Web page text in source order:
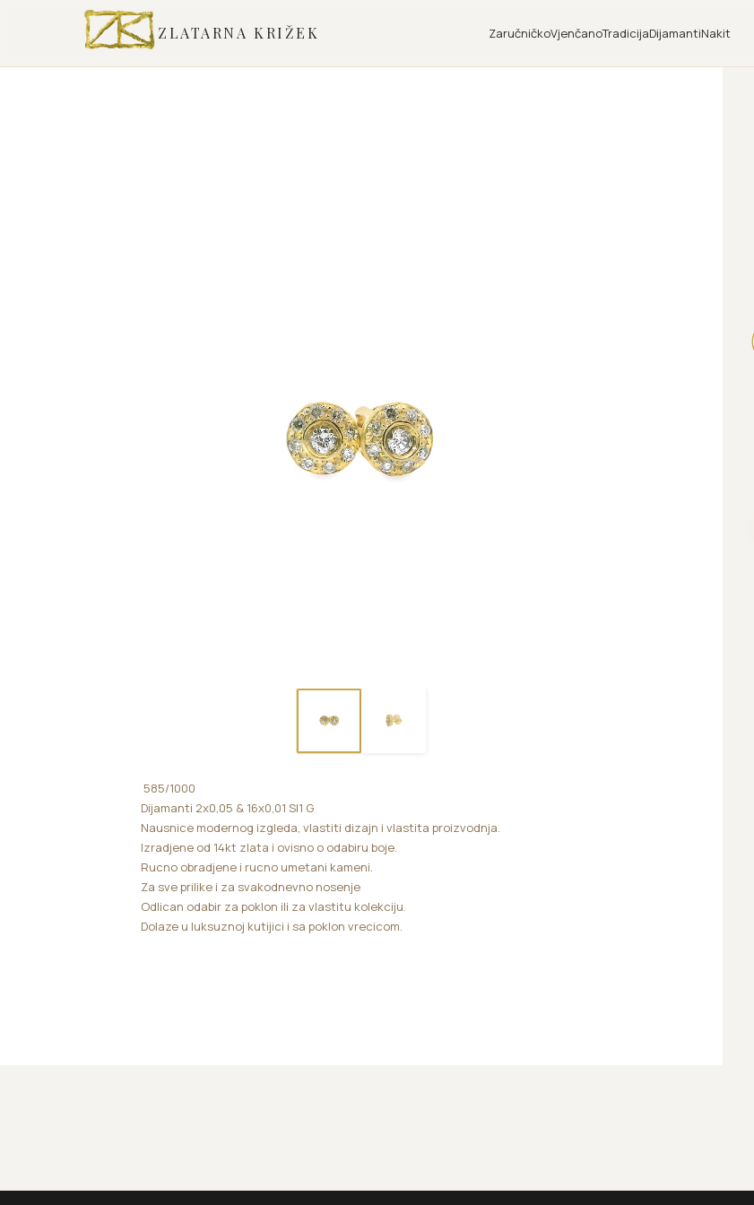
ZLATARNA KRIŽEK ZaručničkoVjenčanoTradicijaDijamantiNakit
585/1000
Dijamanti 2x0,05 & 16x0,01 SI1 G
Nausnice modernog izgleda, vlastiti dizajn i vlastita proizvodnja.
Izradjene od 14kt zlata i ovisno o odabiru boje.
Rucno obradjene i rucno umetani kameni.
Za sve prilike i za svakodnevno nosenje
Odlican odabir za poklon ili za vlastitu kolekciju.
Dolaze u luksuznoj kutijici i sa poklon vrecicom.